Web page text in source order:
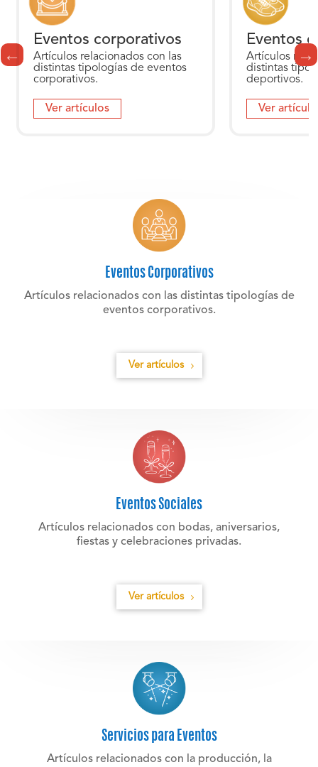
Eventos corporativos
Artículos relacionados con las
distintas tipologías de eventos
corporativos.
Ver artículos
Eventos
Artículos
distintas
deportivos.
Ver
Eventos Corporativos
Artículos relacionados con las distintas tipologías de
eventos corporativos.
Ver artículos
Eventos Sociales
Artículos relacionados con bodas, aniversarios,
fiestas y celebraciones privadas.
Ver artículos
Servicios para Eventos
Artículos relacionados con la producción, la